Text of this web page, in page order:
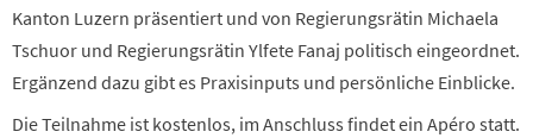
Kanton Luzern präsentiert und von Regierungsrätin Michaela
Tschuor und Regierungsrätin Ylfete Fanaj politisch eingeordnet.
Ergänzend dazu gibt es Praxisinputs und persönliche Einblicke.
Die Teilnahme ist kostenlos, im Anschluss findet ein Apéro statt.